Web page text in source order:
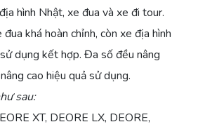
hình Nhật, xe đua và xe đi tour.
khá hoàn chỉnh, còn xe địa hình
dụng kết hợp. Đa số đều nâng
cao hiệu quả sử dụng.
sau:
XT, DEORE LX, DEORE,